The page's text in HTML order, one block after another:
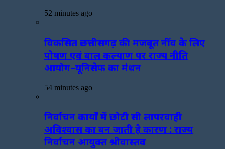
52 minutes ago
विकसित छत्तीसगढ़ की मजबूत नींव के लिए
पोषण एवं बाल कल्याण पर राज्य नीति
आयोग–यूनिसेफ का मंथन
54 minutes ago
निर्वाचन कार्यों में छोटी सी लापरवाही
अविश्वास का बन जाती है कारण : राज्य
निर्वाचन आयुक्त श्रीवास्तव